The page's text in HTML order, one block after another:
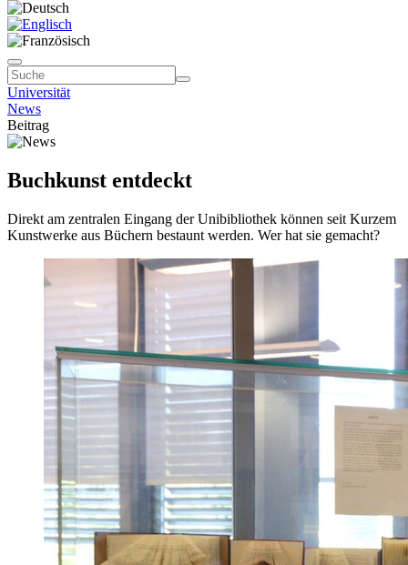
Universität
News
Beitrag
Buchkunst entdeckt
Direkt am zentralen Eingang der Unibibliothek können seit Kurzem
Kunstwerke aus Büchern bestaunt werden. Wer hat sie gemacht?